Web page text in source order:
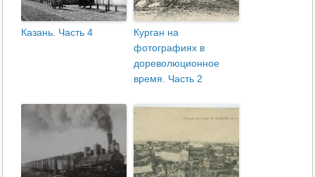
Казань. Часть 4
Курган на
фотографиях в
дореволюционное
время. Часть 2